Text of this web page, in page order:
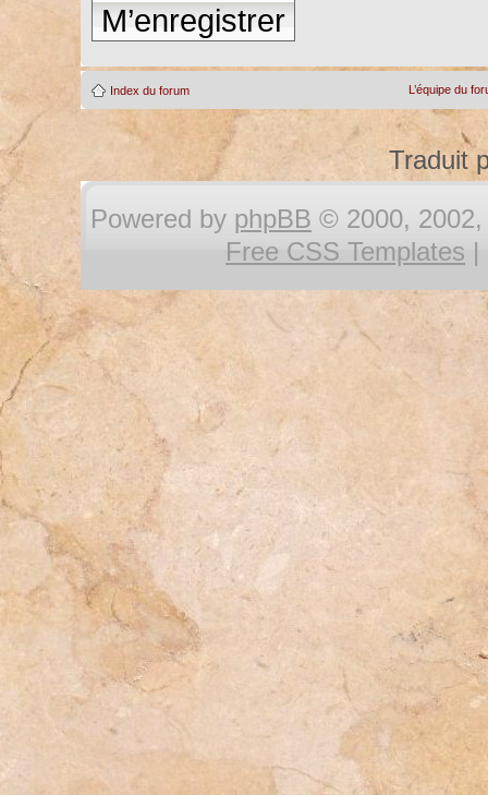
M’enregistrer
Index du forum L’équipe du
Traduit
Powered by phpBB © 2000, 2002,
Free CSS Templates |